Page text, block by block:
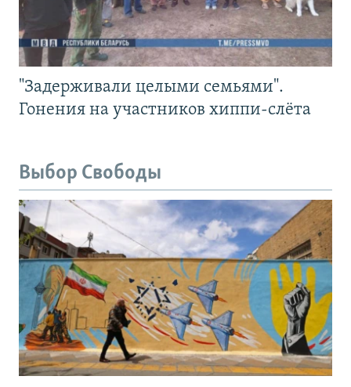
"Задерживали целыми семьями".
Гонения на участников хиппи-слёта
Выбор Свободы